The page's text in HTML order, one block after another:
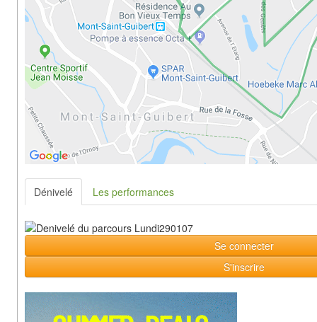
Dénivelé Les performances
Se connecter
S'inscrire